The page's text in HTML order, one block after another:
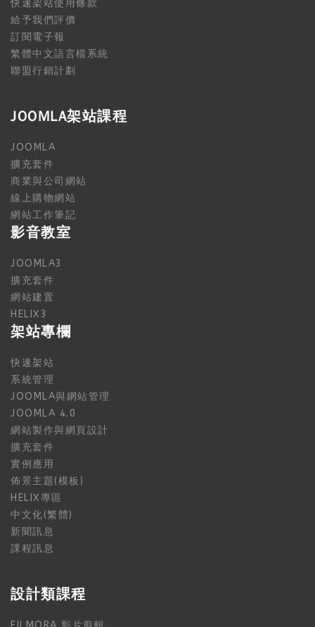
快速架站使用條款
給予我們評價
訂閱電子報
繁體中文語言檔系統
聯盟行銷計劃
JOOMLA架站課程
JOOMLA
擴充套件
商業與公司網站
線上購物網站
網站工作筆記
影音教室
JOOMLA3
擴充套件
網站建置
HELIX3
架站專欄
快速架站
系統管理
JOOMLA與網站管理
JOOMLA 4.0
網站製作與網頁設計
擴充套件
實例應用
佈景主題(模板)
HELIX專區
中文化(繁體)
新聞訊息
課程訊息
設計類課程